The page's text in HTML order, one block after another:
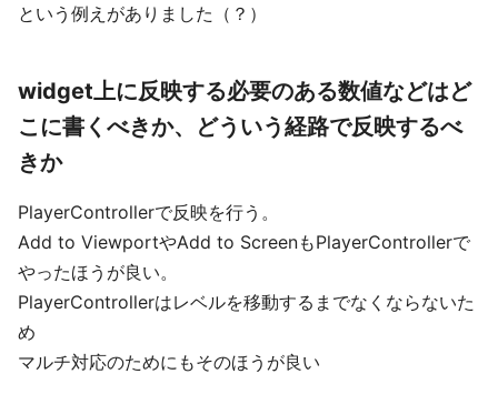
という例えがありました（？）
widget上に反映する必要のある数値などはど
こに書くべきか、どういう経路で反映するべ
きか
PlayerControllerで反映を行う。
Add to ViewportやAdd to ScreenもPlayerControllerで
やったほうが良い。
PlayerControllerはレベルを移動するまでなくならないた
め
マルチ対応のためにもそのほうが良い